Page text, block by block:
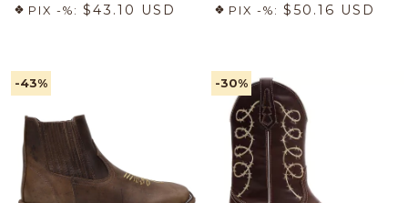
PIX -%: $43.10 USD PIX -%: $50.16 USD
-43% -30%